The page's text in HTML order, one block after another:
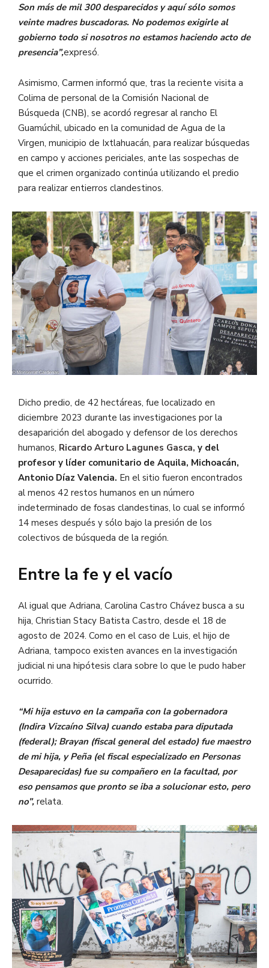
Son más de mil 300 desparecidos y aquí sólo somos
veinte madres buscadoras. No podemos exigirle al
gobierno todo si nosotros no estamos haciendo acto de
presencia”,expresó.
Asimismo, Carmen informó que, tras la reciente visita a
Colima de personal de la Comisión Nacional de
Búsqueda (CNB), se acordó regresar al rancho El
Guamúchil, ubicado en la comunidad de Agua de la
Virgen, municipio de Ixtlahuacán, para realizar búsquedas
en campo y acciones periciales, ante las sospechas de
que el crimen organizado continúa utilizando el predio
para realizar entierros clandestinos.
Dicho predio, de 42 hectáreas, fue localizado en
diciembre 2023 durante las investigaciones por la
desaparición del abogado y defensor de los derechos
humanos, Ricardo Arturo Lagunes Gasca, y del
profesor y líder comunitario de Aquila, Michoacán,
Antonio Díaz Valencia. En el sitio fueron encontrados
al menos 42 restos humanos en un número
indeterminado de fosas clandestinas, lo cual se informó
14 meses después y sólo bajo la presión de los
colectivos de búsqueda de la región.
Entre la fe y el vacío
Al igual que Adriana, Carolina Castro Chávez busca a su
hija, Christian Stacy Batista Castro, desde el 18 de
agosto de 2024. Como en el caso de Luis, el hijo de
Adriana, tampoco existen avances en la investigación
judicial ni una hipótesis clara sobre lo que le pudo haber
ocurrido.
“Mi hija estuvo en la campaña con la gobernadora
(Indira Vizcaíno Silva) cuando estaba para diputada
(federal); Brayan (fiscal general del estado) fue maestro
de mi hija, y Peña (el fiscal especializado en Personas
Desaparecidas) fue su compañero en la facultad, por
eso pensamos que pronto se iba a solucionar esto, pero
no”, relata.